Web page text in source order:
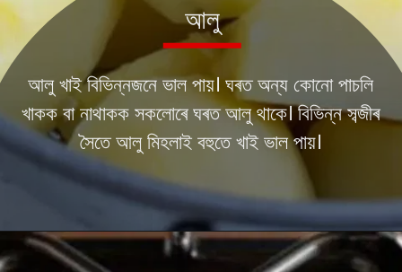
আলু খাই বিভিন্নজনে ভাল পায়। ঘৰত অন্য কোনো পাচলি
খাকক বা নাথাকক সকলোৰে ঘৰত আলু থাকে। বিভিন্ন সব্জীৰ
সৈতে আলু মিহলাই বহুতে খাই ভাল পায়।
আলু